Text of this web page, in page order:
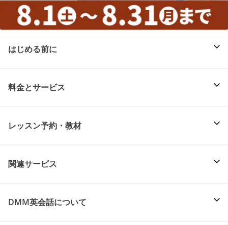
はじめる前に
料金とサービス
レッスン予約・教材
関連サービス
DMM英会話について